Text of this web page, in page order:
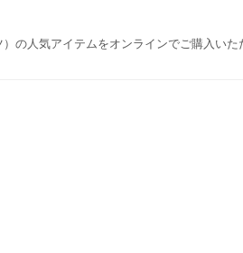
の人気アイテムをオンラインでご購入いた